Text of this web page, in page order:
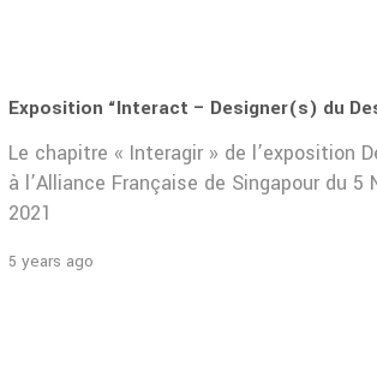
Exposition “Interact – Designer(s) du
Le chapitre « Interagir » de l’exposition
à l’Alliance Française de Singapour du 5
2021
5 years ago